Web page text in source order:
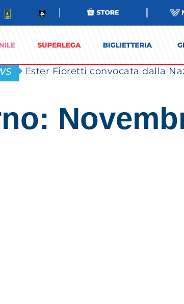
Ester Fioretti convocata dalla